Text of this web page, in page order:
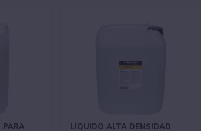
PARA LÍQUIDO ALTA DENSIDAD